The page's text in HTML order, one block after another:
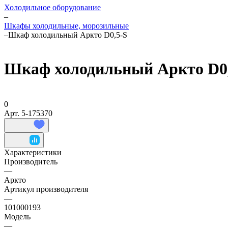
Холодильное оборудование
–
Шкафы холодильные, морозильные
–Шкаф холодильный Аркто D0,5-S
Шкаф холодильный Аркто
0
Арт. 5-175370
Характеристики
Производитель
—
Аркто
Артикул производителя
—
101000193
Модель
—